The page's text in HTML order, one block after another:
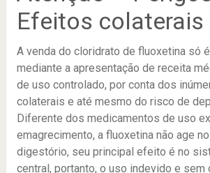
Efeitos colaterais
A venda do cloridrato de fluoxetina só
mediante a apresentação de receita
de uso controlado, por conta dos
colaterais e até mesmo do risco de
Diferente dos medicamentos de uso
emagrecimento, a fluoxetina não age
digestório, seu principal efeito é no
central, portanto, o uso indevido e sem